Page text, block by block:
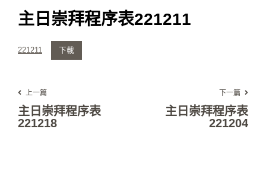
主日崇拜程序表221211
221211 下載
上一篇
主日崇拜程序表
221218
下一篇
主日崇拜程序表
221204